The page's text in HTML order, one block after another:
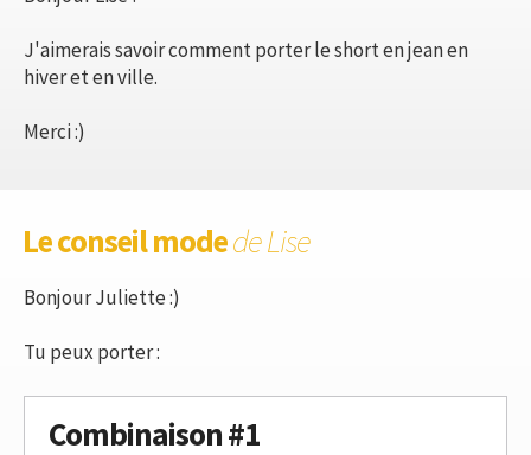
J'aimerais savoir comment porter le short en jean en
hiver et en ville.
Merci :)
Le conseil modede Lise
Bonjour Juliette :)
Tu peux porter :
Combinaison #1